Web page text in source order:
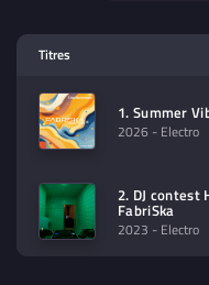
Titres
1. Summer
2026 - Electro
2. DJ contest
FabriSka
2023 - Electro